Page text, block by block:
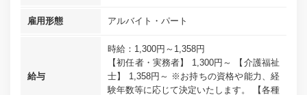
雇用形態 アルバイト・パート
給与
時給：1,300円～1,358円
【初任者・実務者】 1,300円～ 【介護福祉
士】 1,358円～ ※お持ちの資格や能力、経
験年数等に応じて決定いたします。 【各種